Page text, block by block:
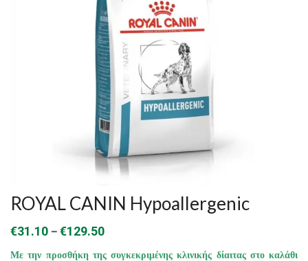
ROYAL CANIN Hypoallergenic
€31.10 –€129.50Price
range:
Με την προσθήκη της συγκεκριμένης κλινικής δίαιτας στο καλάθι